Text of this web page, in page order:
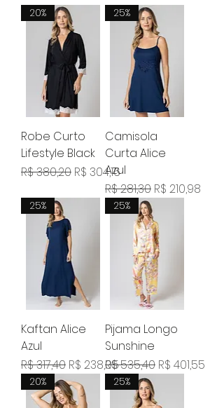
20%
Robe Curto
Lifestyle Black
Preço normal
R$ 380,20 Preço promocional
R$ 304,16
25%
Camisola
Curta Alice
Azul
Preço normal
R$ 281,30 Preço
R$ 210,98
25%
Kaftan Alice
Azul
Preço normal
R$ 317,40 Preço promocional
R$ 238,05
25%
Pijama Longo
Sunshine
Preço normal
R$ 535,40 Preço
R$ 401,55
20% 25%